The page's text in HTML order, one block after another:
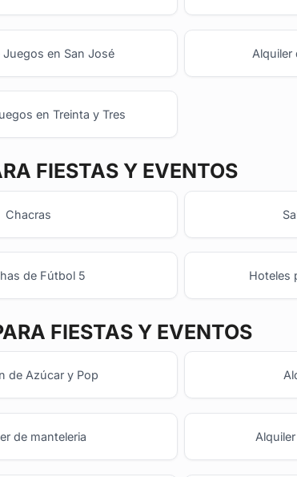
Juegos en San José Alquiler
en Treinta y Tres
FIESTAS Y EVENTOS
Chacras
de Fútbol 5 Hoteles
FIESTAS Y EVENTOS
de Azúcar y Pop
de manteleria